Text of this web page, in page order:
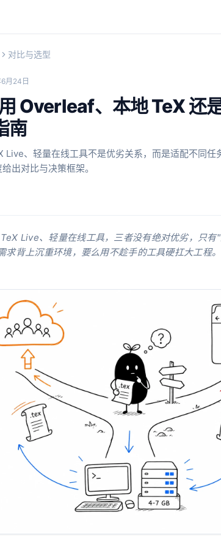
对比与选型
月24日
Overleaf、本地 TeX 还
南
Live、轻量在线工具不是优劣关系，而是适配不同任
出对比与决策框架。
Live、轻量在线工具，三者没有绝对优劣，只有
求背上沉重环境，要么用不趁手的工具硬扛大工程